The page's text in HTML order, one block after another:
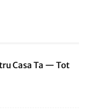
Casa Ta — Tot